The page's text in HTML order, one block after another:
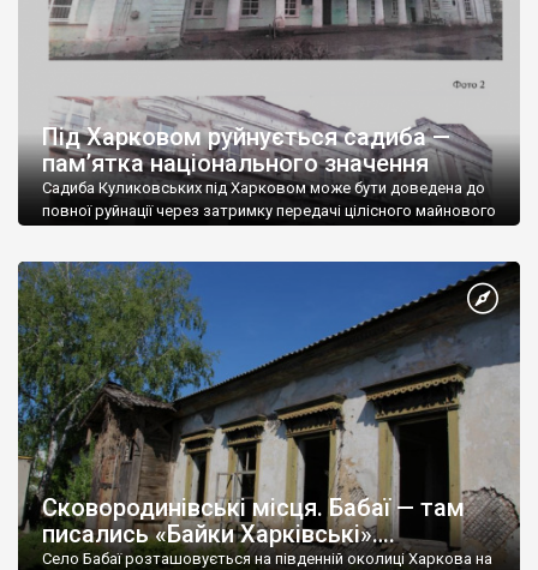
Під Харковом руйнується садиба —
пам’ятка національного значення
Садиба Куликовських під Харковом може бути доведена до
повної руйнації через затримку передачі цілісного майнового
фінансування. Про це стало відомо з аудиторського звіту
виконання Департаментом науки і освіти Харківської ОДА
бюджетних програм з підготовки кадрів закладами
професійної (професійнотехнічної) освіти. Садиба
Куликовських […]
Сковородинівські місця. Бабаї — там
писались «Байки Харківські»….
Село Бабаї розташовується на південній околиці Харкова на